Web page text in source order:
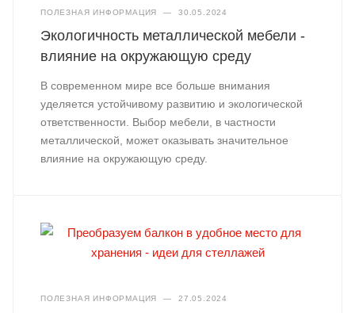
ПОЛЕЗНАЯ ИНФОРМАЦИЯ — 30.05.2024
Экологичность металлической мебели -
влияние на окружающую среду
В современном мире все больше внимания
уделяется устойчивому развитию и экологической
ответственности. Выбор мебели, в частности
металлической, может оказывать значительное
влияние на окружающую среду.
ПОЛЕЗНАЯ ИНФОРМАЦИЯ — 27.05.2024